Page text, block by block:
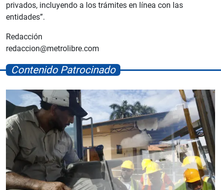
privados, incluyendo a los trámites en línea con las
entidades”.
Redacción
redaccion@metrolibre.com
Contenido Patrocinado